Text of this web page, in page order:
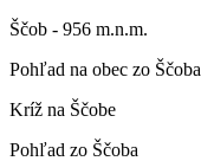
Ščob - 956 m.n.m.
Pohľad na obec zo Ščoba
Kríž na Ščobe
Pohľad zo Ščoba